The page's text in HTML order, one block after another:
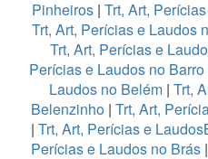
Pinheiros| Trt, Art,
Trt, Art, Perícias e Laudos
Trt, Art, Perícias e
Perícias e Laudos no
Laudos no Belém| Trt,
Belenzinho| Trt, Art,
| Trt, Art, Perícias e
Perícias e Laudos no Brás|